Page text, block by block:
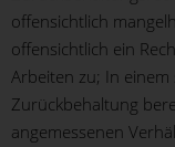
offensichtlich
offensichtlich ein
Arbeiten zu; In
Zurückbehaltung
angemessenen